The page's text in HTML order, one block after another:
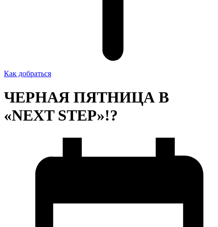
Как добраться
ЧЕРНАЯ ПЯТНИЦА В
«NEXT STEP»!?